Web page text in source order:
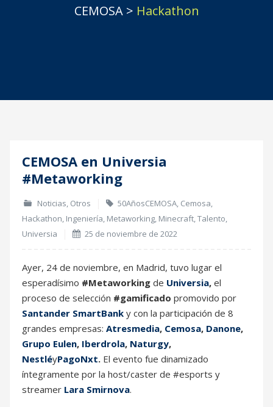
CEMOSA> Hackathon
CEMOSA en Universia
#Metaworking
Noticias, Otros 50AñosCEMOSA, Cemosa,
Hackathon, Ingeniería, Metaworking, Minecraft,Talento,
Universia
25 de noviembre de 2022
Ayer, 24 de noviembre, en Madrid, tuvo lugar el
esperadísimo #Metaworking de Universia, el
proceso de selección #gamificado promovido por
Santander SmartBank y con la participación de 8
grandes empresas: Atresmedia, Cemosa, Danone,
Grupo Eulen, Iberdrola, Naturgy,
NestléyPagoNxt. El evento fue dinamizado
íntegramente por la host/caster de #esports y
streamer Lara Smirnova.